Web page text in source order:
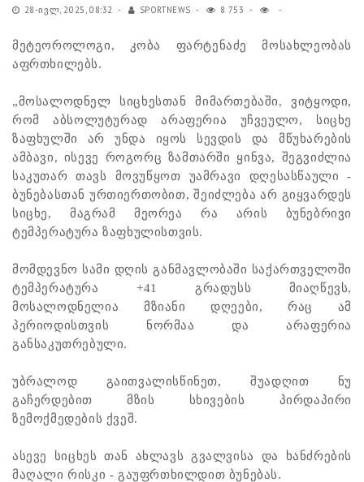
28-ᲘᲕᲚ, 2025, 08:32 SPORTNEWS 8 753
მეტეოროლოგი, კობა ფარტენაძე მოსახლეობას
აფრთხილებს.
„მოსალოდნელ სიცხესთან მიმართებაში, ვიტყოდი,
რომ აბსოლუტურად არაფერია უჩვეულო, სიცხე
ზაფხულში არ უნდა იყოს სევდის და მწუხარების
ამბავი, ისევე როგორც ზამთარში ყინვა, შეგვიძლია
საკუთარ თავს მოვუწყოთ უამრავი დღესასწაული -
ბუნებასთან ურთიერთობით, შეიძლება არ გიყვარდეს
სიცხე, მაგრამ მეორეა რა არის ბუნებრივი
ტემპერატურა ზაფხულისთვის.
მომდევნო სამი დღის განმავლობაში საქართველოში
ტემპერატურა +41 გრადუსს მიაღწევს,
მოსალოდნელია მზიანი დღეები, რაც ამ
პერიოდისთვის ნორმაა და არაფერია
განსაკუთრებული.
უბრალოდ გაითვალისწინეთ, შუადღით ნუ
გაჩერდებით მზის სხივების პირდაპირი
ზემოქმედების ქვეშ.
ასევე სიცხეს თან ახლავს გვალვისა და ხანძრების
მაღალი რისკი - გაუფრთხილდით ბუნებას.